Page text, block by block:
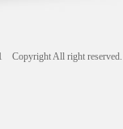
All right